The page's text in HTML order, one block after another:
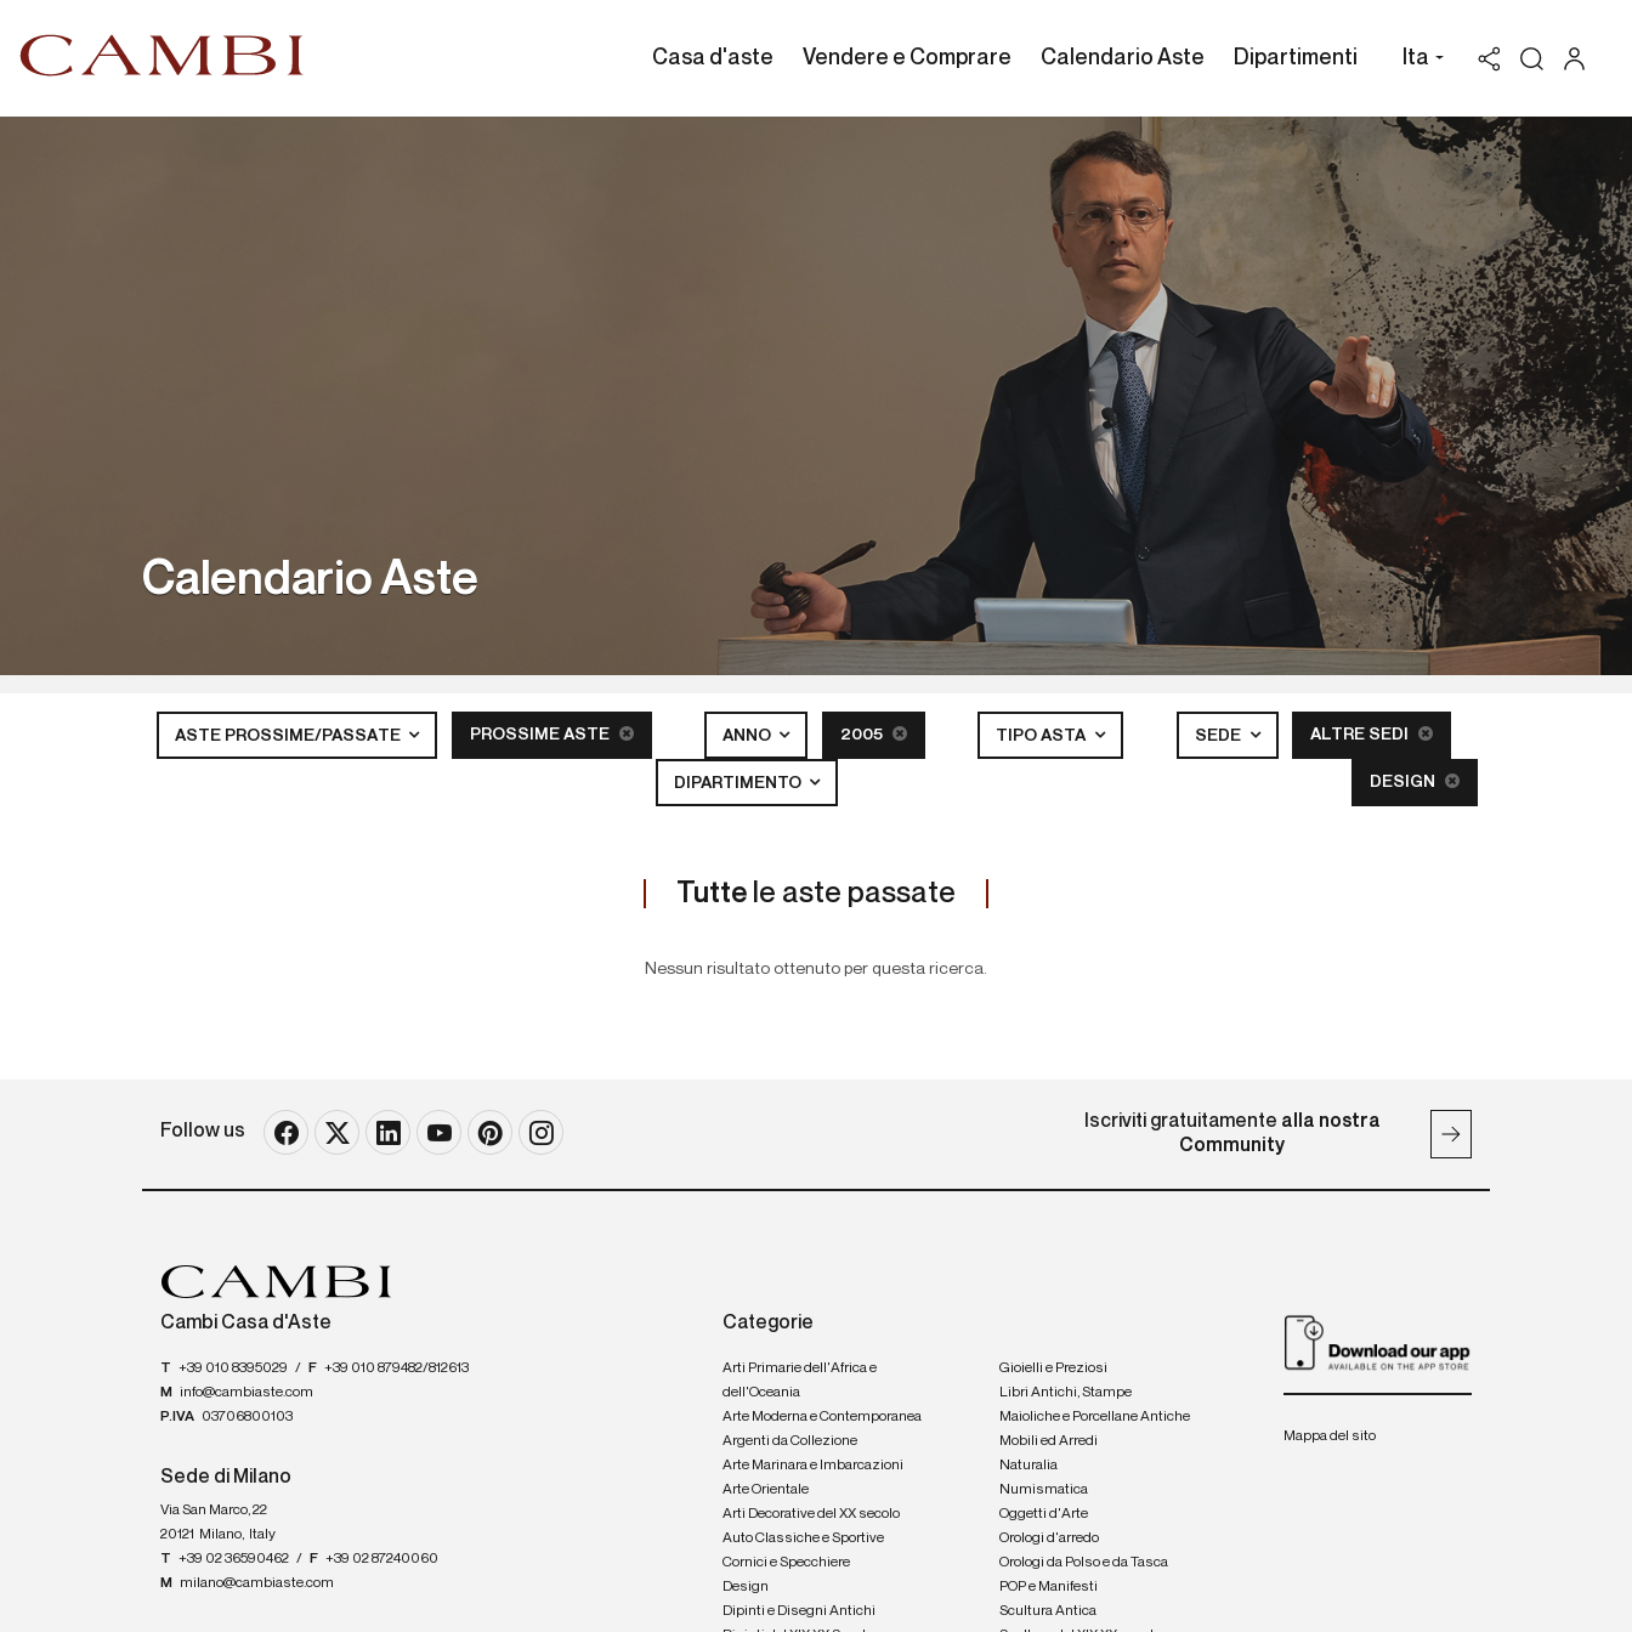
Casa d'aste Vendere e Comprare Calendario Aste Dipartimenti Ita
Calendario Aste
ASTE PROSSIME/PASSATE PROSSIME ASTE ANNO 2005 TIPO ASTA SEDE ALTRE SEDI
DIPARTIMENTO DESIGN
Tutte le aste passate
Nessun risultato ottenuto per questa ricerca.
Follow us Iscriviti gratuitamente alla nostra
Community
Cambi Casa d'Aste
T +39 010 8395029 / F +39 010 879482/812613
M
info@cambiaste.com
P.IVA 03706800103
Sede di Milano
Via San Marco, 22
20121
Milano, Italy
T +39 02 36590462 / F +39 02 87240060
M
milano@cambiaste.com
Categorie
Arti Primarie dell'Africa e
dell'Oceania
Arte Moderna e Contemporanea
Argenti da Collezione
Arte Marinara e Imbarcazioni
Arte Orientale
Arti Decorative del XX secolo
Auto Classiche e Sportive
Cornici e Specchiere
Design
Dipinti e Disegni Antichi
Gioielli e Preziosi
Libri Antichi, Stampe
Maioliche e Porcellane Antiche
Mobili ed Arredi
Naturalia
Numismatica
Oggetti d'Arte
Orologi d'arredo
Orologi da Polso e da Tasca
POP e Manifesti
Scultura Antica
Mappa del sito